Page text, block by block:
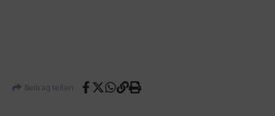
Beitrag teilen